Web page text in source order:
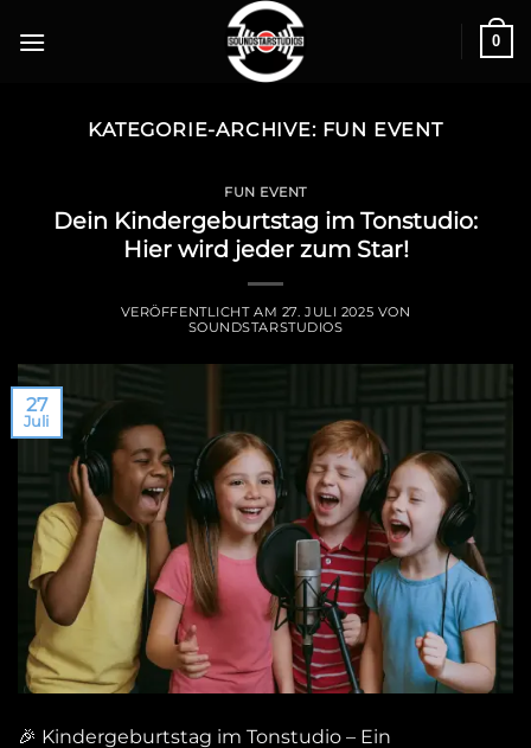
0
KATEGORIE-ARCHIVE: FUN EVENT
FUN EVENT
Dein Kindergeburtstag im Tonstudio:
Hier wird jeder zum Star!
VERÖFFENTLICHT AM 27. JULI 2025 VON
SOUNDSTARSTUDIOS
27
Juli
🎉 Kindergeburtstag im Tonstudio – Ein